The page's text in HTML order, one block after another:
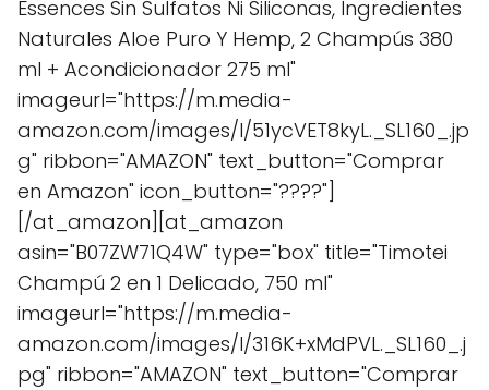
Essences Sin Sulfatos Ni Siliconas, Ingredientes
Naturales Aloe Puro Y Hemp, 2 Champús 380
ml + Acondicionador 275 ml"
imageurl="https://m.media-
amazon.com/images/I/51ycVET8kyL._SL160_.jp
g" ribbon="AMAZON" text_button="Comprar
en Amazon" icon_button="????"]
[/at_amazon][at_amazon
asin="B07ZW71Q4W" type="box" title="Timotei
Champú 2 en 1 Delicado, 750 ml"
imageurl="https://m.media-
amazon.com/images/I/316K+xMdPVL._SL160_.j
pg" ribbon="AMAZON" text_button="Comprar